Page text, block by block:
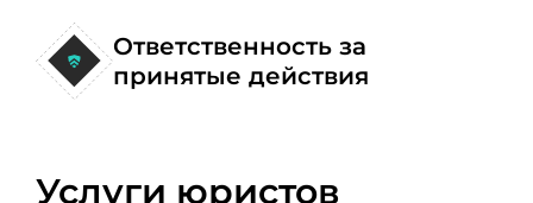
Ответственность за
принятые действия
Услуги юристов